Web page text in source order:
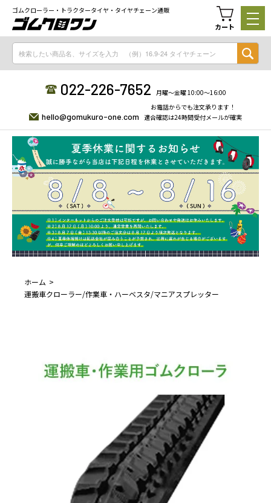
ゴムクローラー・トラクタータイヤ・タイヤチェーン通販
カート
022-226-7652 月曜〜金曜 10:00〜16:00
hello@gomukuro-one.com
お電話からでも注文承ります！
適合確認は24時間受付メールが確実
ホーム
運搬車クローラー/作業車・ハーベスタ/マニアスプレッター